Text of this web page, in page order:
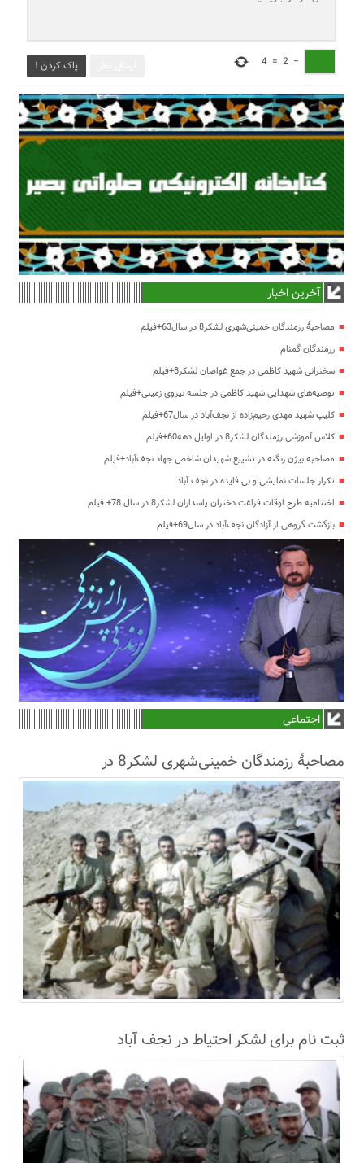
پاک کردن ! −
2
=
4
آخرین اخبار
مصاحبۀ رزمندگان خمینی‌شهری لشکر8 در سال63+فیلم
رزمندگان گمنام
سخنرانی شهید کاظمی در جمع غواصان لشکر8+فیلم
توصیه‌های شهدایی شهید کاظمی در جلسه نیروی زمینی+فیلم
کلیپ شهید مهدی رحیم‌زاده از نجف‌آباد در سال67+فیلم
کلاس آموزشی رزمندگان لشکر8 در اوایل دهه60+فیلم
مصاحبه بیژن زنگنه در تشییع شهیدان شاخص جهاد نجف‌آباد+فیلم
تکرار جلسات نمایشی و بی فایده در نجف آباد
اختتامیه طرح اوقات فراغت دختران پاسداران لشکر8 در سال 78+ فیلم
بازگشت گروهی از آزادگان نجف‌آباد در سال69+فیلم
اجتماعی
مصاحبۀ رزمندگان خمینی‌شهری لشکر8 در
سال63+فیلم
ثبت نام برای لشکر احتیاط در نجف آباد